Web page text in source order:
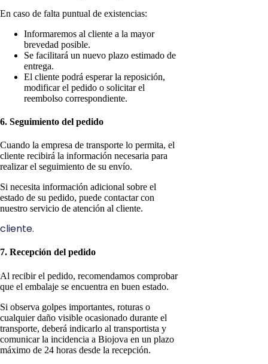
En caso de falta puntual de existencias:
Informaremos al cliente a la mayor
brevedad posible.
Se facilitará un nuevo plazo estimado de
entrega.
El cliente podrá esperar la reposición,
modificar el pedido o solicitar el
reembolso correspondiente.
6. Seguimiento del pedido
Cuando la empresa de transporte lo permita, el
cliente recibirá la información necesaria para
realizar el seguimiento de su envío.
Si necesita información adicional sobre el
estado de su pedido, puede contactar con
nuestro servicio de atención al cliente.
cliente.
7. Recepción del pedido
Al recibir el pedido, recomendamos comprobar
que el embalaje se encuentra en buen estado.
Si observa golpes importantes, roturas o
cualquier daño visible ocasionado durante el
transporte, deberá indicarlo al transportista y
comunicar la incidencia a Biojova en un plazo
máximo de 24 horas desde la recepción.